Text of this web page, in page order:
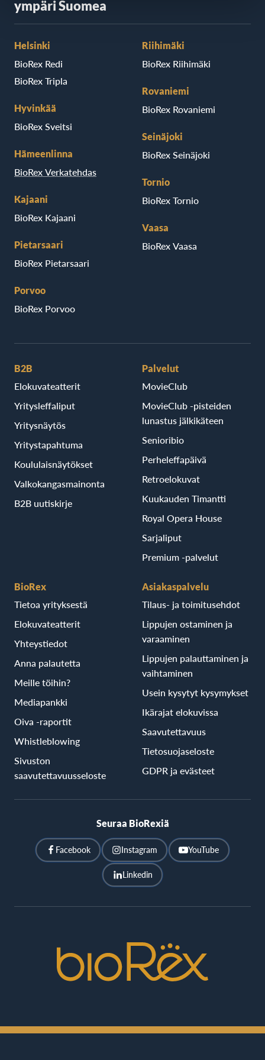
ympäri Suomea
Helsinki
BioRex Redi
BioRex Tripla
Hyvinkää
BioRex Sveitsi
Hämeenlinna
BioRex Verkatehdas
Kajaani
BioRex Kajaani
Pietarsaari
BioRex Pietarsaari
Porvoo
BioRex Porvoo
Riihimäki
BioRex Riihimäki
Rovaniemi
BioRex Rovaniemi
Seinäjoki
BioRex Seinäjoki
Tornio
BioRex Tornio
Vaasa
BioRex Vaasa
B2B
Elokuvateatterit
Yritysleffaliput
Yritysnäytös
Yritystapahtuma
Koululaisnäytökset
Valkokangasmainonta
B2B uutiskirje
Palvelut
MovieClub
MovieClub -pisteiden
lunastus jälkikäteen
Senioribio
Perheleffapäivä
Retroelokuvat
Kuukauden Timantti
Royal Opera House
Sarjaliput
Premium -palvelut
BioRex
Tietoa yrityksestä
Elokuvateatterit
Yhteystiedot
Anna palautetta
Meille töihin?
Mediapankki
Oiva -raportit
Whistleblowing
Sivuston
saavutettavuusseloste
Asiakaspalvelu
Tilaus- ja toimitusehdot
Lippujen ostaminen ja
varaaminen
Lippujen palauttaminen ja
vaihtaminen
Usein kysytyt kysymykset
Ikärajat elokuvissa
Saavutettavuus
Tietosuojaseloste
GDPR ja evästeet
Seuraa BioRexiä
Facebook Instagram YouTube
Linkedin
Cinemas